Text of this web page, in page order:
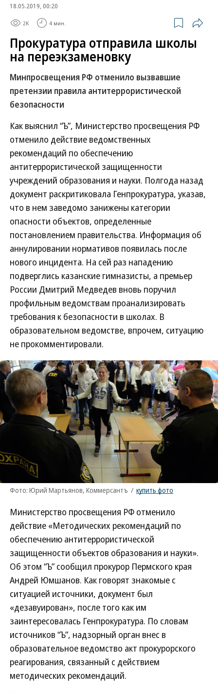
18.05.2019, 00:20
2K 4 мин.
Прокуратура отправила школы
на переэкзаменовку
Минпросвещения РФ отменило вызвавшие
претензии правила антитеррористической
безопасности
Как выяснил “Ъ”, Министерство просвещения РФ
отменило действие ведомственных
рекомендаций по обеспечению
антитеррористической защищенности
учреждений образования и науки. Полгода назад
документ раскритиковала Генпрокуратура, указав,
что в нем заведомо занижены категории
опасности объектов, определенные
постановлением правительства. Информация об
аннулировании нормативов появилась после
нового инцидента. На сей раз нападению
подверглись казанские гимназисты, а премьер
России Дмитрий Медведев вновь поручил
профильным ведомствам проанализировать
требования к безопасности в школах. В
образовательном ведомстве, впрочем, ситуацию
не прокомментировали.
Фото: Юрий Мартьянов, Коммерсантъ / купить фото
Министерство просвещения РФ отменило
действие «Методических рекомендаций по
обеспечению антитеррористической
защищенности объектов образования и науки».
Об этом “Ъ” сообщил прокурор Пермского края
Андрей Юмшанов. Как говорят знакомые с
ситуацией источники, документ был
«дезавуирован», после того как им
заинтересовалась Генпрокуратура. По словам
источников “Ъ”, надзорный орган внес в
образовательное ведомство акт прокурорского
реагирования, связанный с действием
методических рекомендаций.